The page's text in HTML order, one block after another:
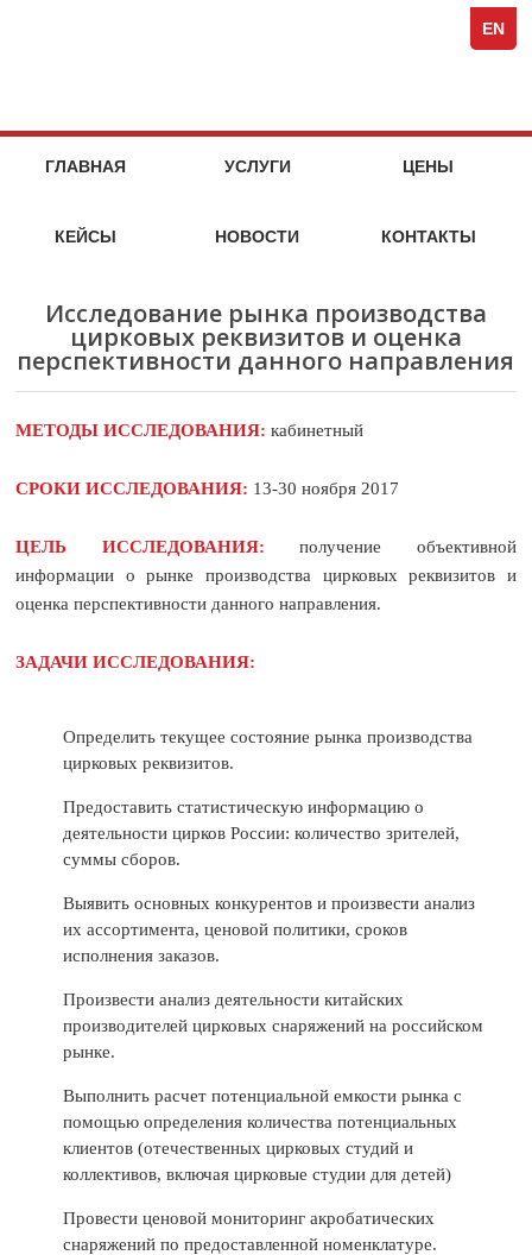
ГЛАВНАЯ
УСЛУГИ
ЦЕНЫ
КЕЙСЫ НОВОСТИ КОНТАКТЫ
Full-
EN
Исследование рынка производства
цирковых реквизитов и оценка
перспективности данного направления
МЕТОДЫ ИССЛЕДОВАНИЯ: кабинетный
СРОКИ ИССЛЕДОВАНИЯ: 13-30 ноября 2017
ЦЕЛЬ ИССЛЕДОВАНИЯ:
получение объективной
информации о рынке производства цирковых реквизитов и
оценка перспективности данного направления.
ЗАДАЧИ ИССЛЕДОВАНИЯ:
Определить текущее состояние рынка производства
цирковых реквизитов.
Предоставить статистическую информацию о
деятельности цирков России: количество зрителей,
суммы сборов.
Выявить основных конкурентов и произвести анализ
их ассортимента, ценовой политики, сроков
исполнения заказов.
Произвести анализ деятельности китайских
производителей цирковых снаряжений на российском
рынке.
Выполнить расчет потенциальной емкости рынка с
помощью определения количества потенциальных
клиентов (отечественных цирковых студий и
коллективов, включая цирковые студии для детей)
Провести ценовой мониторинг акробатических
снаряжений по предоставленной номенклатуре.